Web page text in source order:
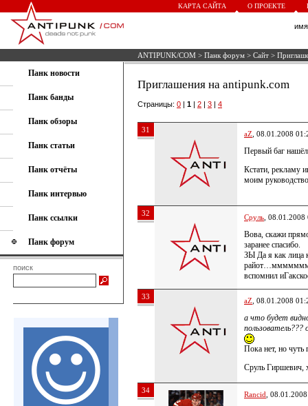
КАРТА САЙТА О ПРОЕКТЕ
ANTIPUNK/COM > Панк форум > Сайт >
Панк новости
Панк банды
Панк обзоры
Панк статьи
Панк отчёты
Панк интервью
Панк ссылки
Панк форум
поиск
Приглашения на antipunk.com
Страницы: 0 | 1 | 2 | 3 | 4
31 aZ , 08.01.2008
Первый баг
Кстати, рекламу
моим
32 Сруль ,
Вова, скажи
заранее спасибо.
ЗЫ Да я как лица
вспомнил
33 aZ , 08.01.2008
а что будет
Пока нет, но
Сруль Гиршевич,
34 Rancid ,